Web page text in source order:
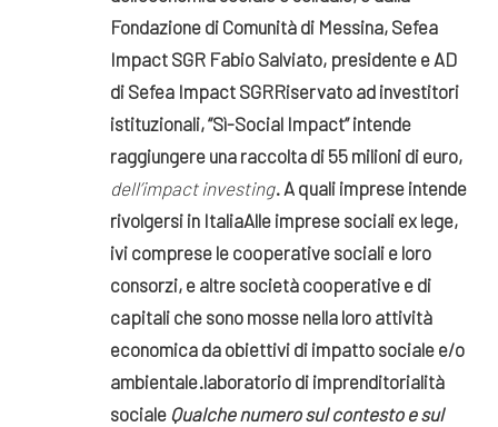
Fondazione di Comunità di Messina, Sefea
Impact SGR Fabio Salviato, presidente e AD
di Sefea Impact SGRRiservato ad investitori
istituzionali,“Sì-Social Impact” intende
raggiungere una raccolta di 55 milioni di euro,
dell’impact investing. A quali imprese intende
rivolgersi in ItaliaAlle imprese sociali ex lege,
ivi comprese le cooperative sociali e loro
consorzi, e altre società cooperative e di
capitali che sono mosse nella loro attività
economica da obiettivi di impatto sociale e/o
ambientale.laboratorio di imprenditorialità
sociale Qualche numero sul contesto e sul